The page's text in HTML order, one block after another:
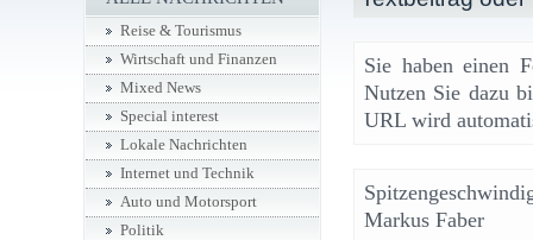
Sie haben einen
Nutzen Sie dazu
URL wird
Markus Faber
Reise & Tourismus
Wirtschaft und Finanzen
Mixed News
Special interest
Lokale Nachrichten
Internet und Technik
Auto und Motorsport
Politik